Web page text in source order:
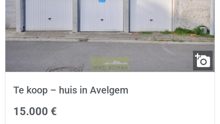
Te koop – huis in Avelgem
15.000 €